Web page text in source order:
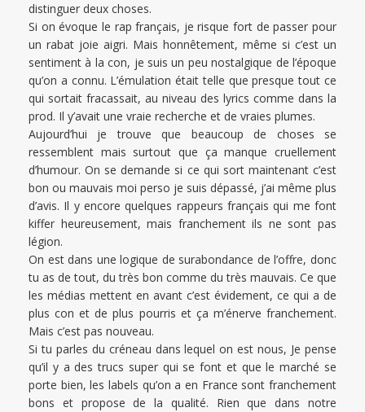
distinguer deux choses.
Si on évoque le rap français, je risque fort de passer pour
un rabat joie aigri. Mais honnêtement, même si c’est un
sentiment à la con, je suis un peu nostalgique de l’époque
qu’on a connu. L’émulation était telle que presque tout ce
qui sortait fracassait, au niveau des lyrics comme dans la
prod. Il y’avait une vraie recherche et de vraies plumes.
Aujourd’hui je trouve que beaucoup de choses se
ressemblent mais surtout que ça manque cruellement
d’humour. On se demande si ce qui sort maintenant c’est
bon ou mauvais moi perso je suis dépassé, j’ai même plus
d’avis. Il y encore quelques rappeurs français qui me font
kiffer heureusement, mais franchement ils ne sont pas
légion.
On est dans une logique de surabondance de l’offre, donc
tu as de tout, du très bon comme du très mauvais. Ce que
les médias mettent en avant c’est évidement, ce qui a de
plus con et de plus pourris et ça m’énerve franchement.
Mais c’est pas nouveau.
Si tu parles du créneau dans lequel on est nous, Je pense
qu’il y a des trucs super qui se font et que le marché se
porte bien, les labels qu’on a en France sont franchement
bons et propose de la qualité. Rien que dans notre